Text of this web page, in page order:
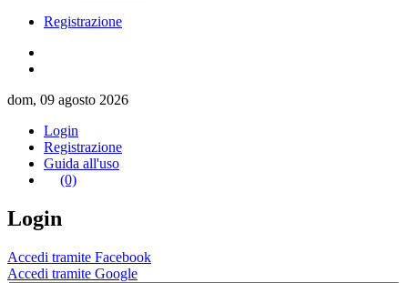
Registrazione
dom, 09 agosto 2026
Login
Registrazione
Guida all'uso
(0)
Login
Accedi tramite Facebook
Accedi tramite Google